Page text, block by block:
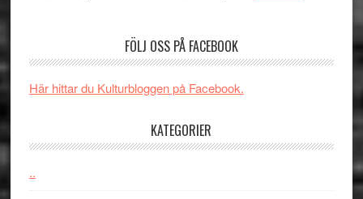
och
Jackie
synas
Vem
FÖLJ OSS PÅ FACEBOOK
Här hittar du Kulturbloggen på Facebook.
KATEGORIER
..